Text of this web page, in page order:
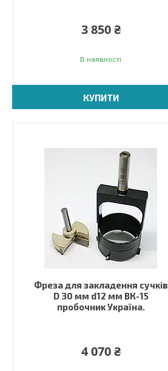
3 850 ₴
В наявності
КУПИТИ
Фреза для закладення сучків
D 30 мм d12 мм ВК-15
пробочник Україна.
4 070 ₴